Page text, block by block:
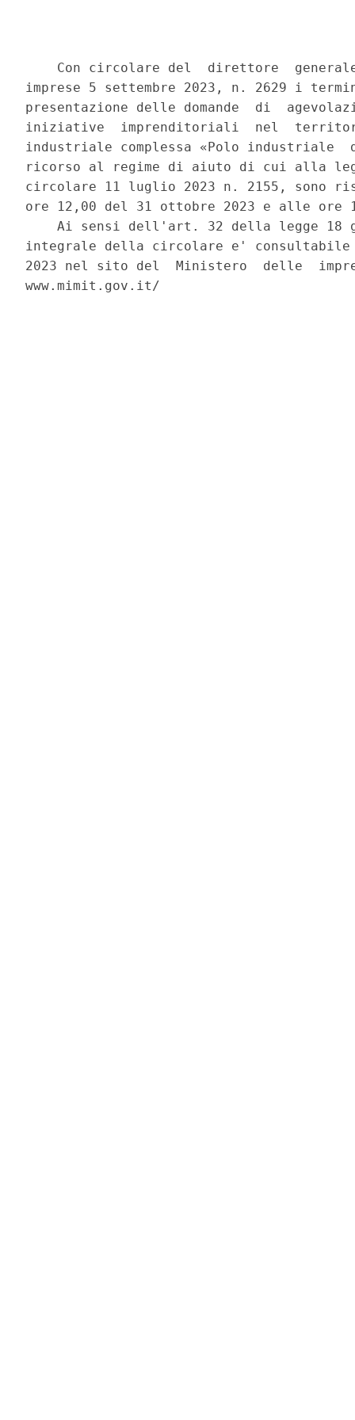
Con circolare del  direttore
imprese 5 settembre 2023, n. 2629 i
presentazione delle domande  di
iniziative  imprenditoriali  nel
industriale complessa «Polo industriale
ricorso al regime di aiuto di cui alla
circolare 11 luglio 2023 n. 2155, sono
ore 12,00 del 31 ottobre 2023 e alle ore
Ai sensi dell'art. 32 della legge 18
integrale della circolare e' consultabile
2023 nel sito del  Ministero  delle